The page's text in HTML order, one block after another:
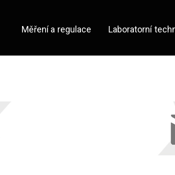
Měření a regulace Laboratorní